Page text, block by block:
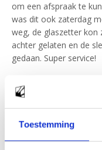
Toestemming
om een afspraak te
was dit ook zaterdag
weg, de glaszetter kon
achter gelaten en de
gedaan. Super service!
Zoeken